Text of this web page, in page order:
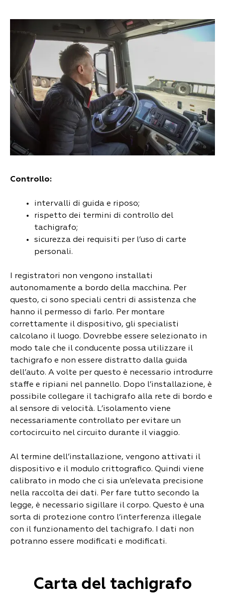
Controllo:
intervalli di guida e riposo;
rispetto dei termini di controllo del
tachigrafo;
sicurezza dei requisiti per l’uso di carte
personali.
I registratori non vengono installati
autonomamente a bordo della macchina. Per
questo, ci sono speciali centri di assistenza che
hanno il permesso di farlo. Per montare
correttamente il dispositivo, gli specialisti
calcolano il luogo. Dovrebbe essere selezionato in
modo tale che il conducente possa utilizzare il
tachigrafo e non essere distratto dalla guida
dell’auto. A volte per questo è necessario introdurre
staffe e ripiani nel pannello. Dopo l’installazione, è
possibile collegare il tachigrafo alla rete di bordo e
al sensore di velocità. L’isolamento viene
necessariamente controllato per evitare un
cortocircuito nel circuito durante il viaggio.
Al termine dell’installazione, vengono attivati il
dispositivo e il modulo crittografico. Quindi viene
calibrato in modo che ci sia un’elevata precisione
nella raccolta dei dati. Per fare tutto secondo la
legge, è necessario sigillare il corpo. Questo è una
sorta di protezione contro l’interferenza illegale
con il funzionamento del tachigrafo. I dati non
potranno essere modificati e modificati.
Carta del tachigrafo